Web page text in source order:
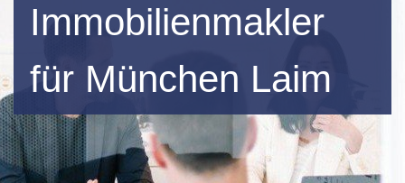
Immobilienmakler
für München Laim